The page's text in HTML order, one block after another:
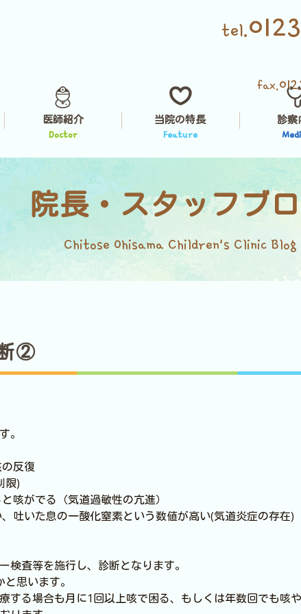
tel.
fax.
医師紹介
Doctor
当院の特長
Feature
診察
院長・スタッフブ
Chitose Ohisama Children's Clinic Blog
②
。
反復
限)
咳がでる（気道過敏性の亢進）
吐いた息の一酸化窒素という数値が高い(気道炎症の存在)
検査等を施行し、診断となります。
思います。
する場合も月に1回以上咳で困る、もしくは年数回でも咳